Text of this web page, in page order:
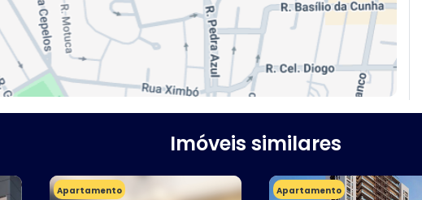
Imóveis similares
Apartamento Apartamento